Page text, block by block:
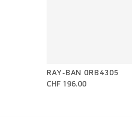
RAY-BAN 0RB4305
CHF 196.00